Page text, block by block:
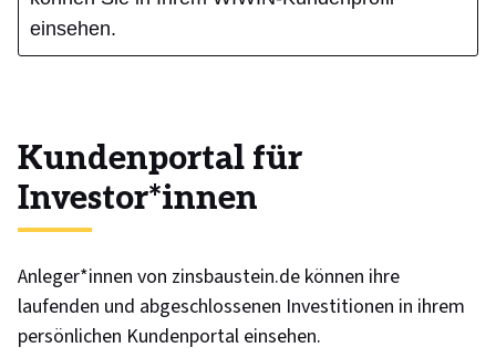
einsehen.
Kundenportal für
Investor*innen
Anleger*innen von zinsbaustein.de können ihre
laufenden und abgeschlossenen Investitionen in ihrem
persönlichen Kundenportal einsehen.